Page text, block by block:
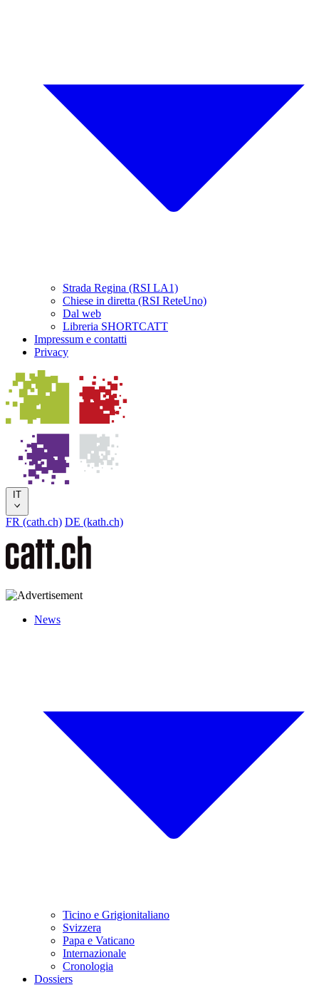
Strada Regina (RSI LA1)
Chiese in diretta (RSI ReteUno)
Dal web
Libreria SHORTCATT
Impressum e contatti
Privacy
IT
FR (cath.ch) DE (kath.ch)
News
Ticino e Grigionitaliano
Svizzera
Papa e Vaticano
Internazionale
Cronologia
Dossiers